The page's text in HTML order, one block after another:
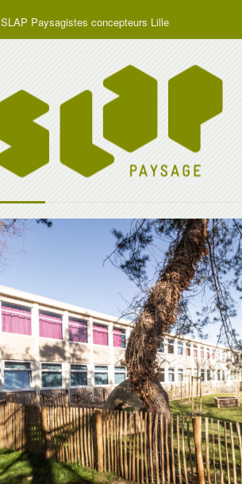
SLAP Paysagistes concepteurs Lille